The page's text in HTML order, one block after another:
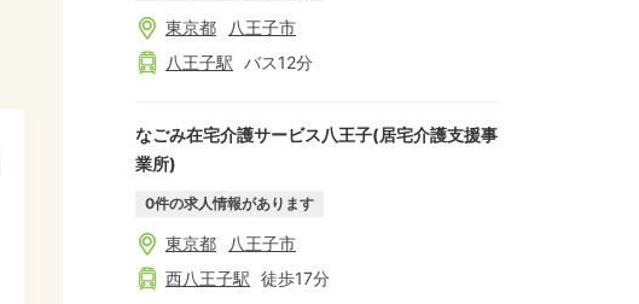
東京都
八王子市
八王子駅 バス12分
なごみ在宅介護サービス八王子(居宅介護支援事
業所)
0件の求人情報があります
東京都
八王子市
西八王子駅 徒歩17分